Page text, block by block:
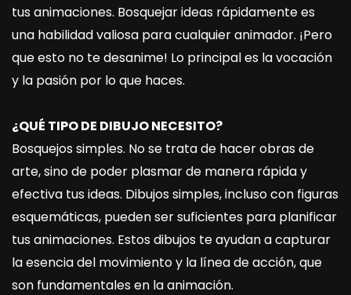
tus animaciones. Bosquejar ideas rápidamente es
una habilidad valiosa para cualquier animador. ¡Pero
que esto no te desanime! Lo principal es la vocación
y la pasión por lo que haces.
¿QUÉ TIPO DE DIBUJO NECESITO?
Bosquejos simples. No se trata de hacer obras de
arte, sino de poder plasmar de manera rápida y
efectiva tus ideas. Dibujos simples, incluso con figuras
esquemáticas, pueden ser suficientes para planificar
tus animaciones. Estos dibujos te ayudan a capturar
la esencia del movimiento y la línea de acción, que
son fundamentales en la animación.